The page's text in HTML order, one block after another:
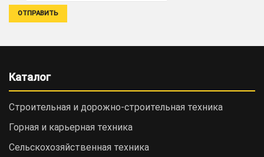
Каталог
Строительная и дорожно-cтроительная техника
Горная и карьерная техника
Сельскохозяйственная техника